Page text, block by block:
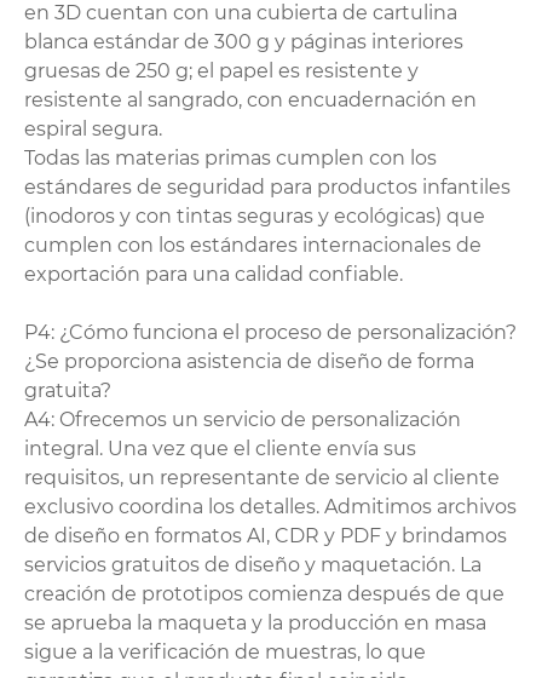
en 3D cuentan con una cubierta de cartulina
blanca estándar de 300 g y páginas interiores
gruesas de 250 g; el papel es resistente y
resistente al sangrado, con encuadernación en
espiral segura.
Todas las materias primas cumplen con los
estándares de seguridad para productos infantiles
(inodoros y con tintas seguras y ecológicas) que
cumplen con los estándares internacionales de
exportación para una calidad confiable.
P4: ¿Cómo funciona el proceso de personalización?
¿Se proporciona asistencia de diseño de forma
gratuita?
A4: Ofrecemos un servicio de personalización
integral. Una vez que el cliente envía sus
requisitos, un representante de servicio al cliente
exclusivo coordina los detalles. Admitimos archivos
de diseño en formatos AI, CDR y PDF y brindamos
servicios gratuitos de diseño y maquetación. La
creación de prototipos comienza después de que
se aprueba la maqueta y la producción en masa
sigue a la verificación de muestras, lo que